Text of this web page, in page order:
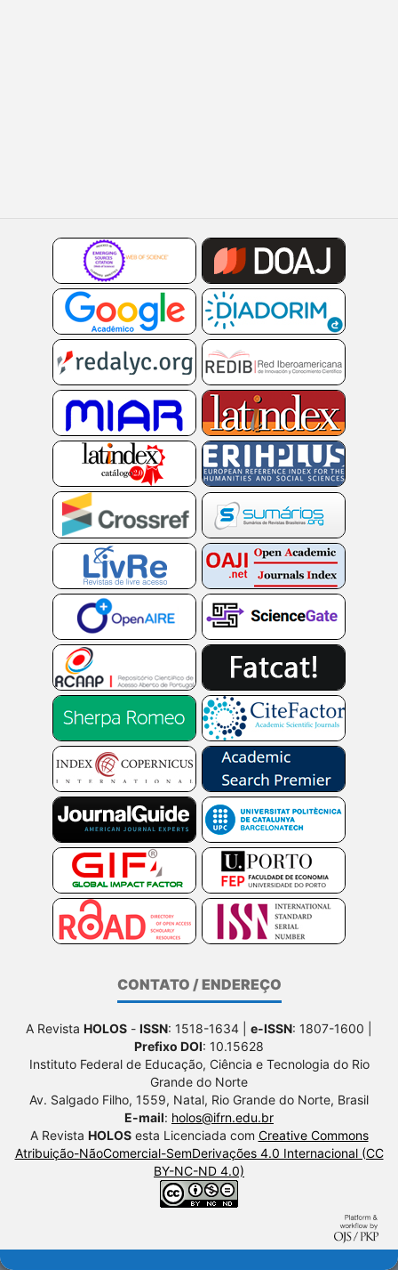
CONTATO / ENDEREÇO
A Revista HOLOS - ISSN: 1518-1634 | e-ISSN: 1807-1600 |
Prefixo DOI: 10.15628
Instituto Federal de Educação, Ciência e Tecnologia do Rio
Grande do Norte
Av. Salgado Filho, 1559, Natal, Rio Grande do Norte, Brasil
E-mail: holos@ifrn.edu.br
A Revista HOLOSesta Licenciada com Creative Commons
Atribuição-NãoComercial-SemDerivações 4.0 Internacional (CC
BY-NC-ND 4.0)